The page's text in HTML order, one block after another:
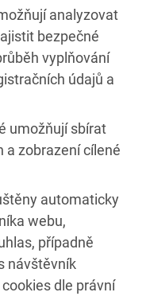
analyzovat
bezpečné
vyplňování
údajů a
umožňují sbírat
a zobrazení cílené
automaticky
webu,
případně
návštěvník
dle právní